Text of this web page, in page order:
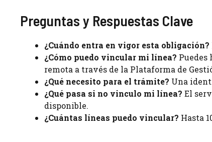
Preguntas y Respuestas Clave
¿Cuándo entra en vigor esta obligación?
¿Cómo puedo vincular mi línea? Puedes
remota a través de la Plataforma de
¿Qué necesito para el trámite? Una
¿Qué pasa si no vinculo mi línea? El
disponible.
¿Cuántas líneas puedo vincular? Hasta